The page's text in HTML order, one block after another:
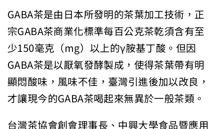
GABA茶是由日本所發明的茶葉加工技術，正
宗GABA茶商業化標準每百公克茶乾須含有至
少150毫克（mg）以上的γ胺基丁酸。但因
GABA茶是以厭氧發酵製成，使得茶葉帶有明
顯悶酸味，風味不佳，臺灣引進後加以改良，
才讓現今的GABA茶喝起來無異於一般茶類。